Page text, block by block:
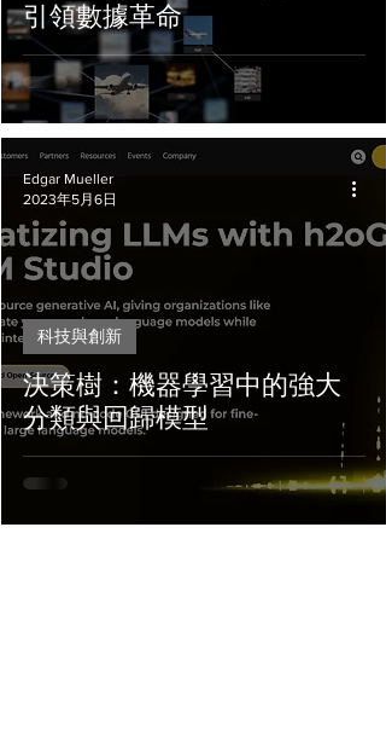
引領數據革命
決策樹：機器學習中的強大
分類與回歸模型
科技與創新
Edgar Mueller
2023年5月6日